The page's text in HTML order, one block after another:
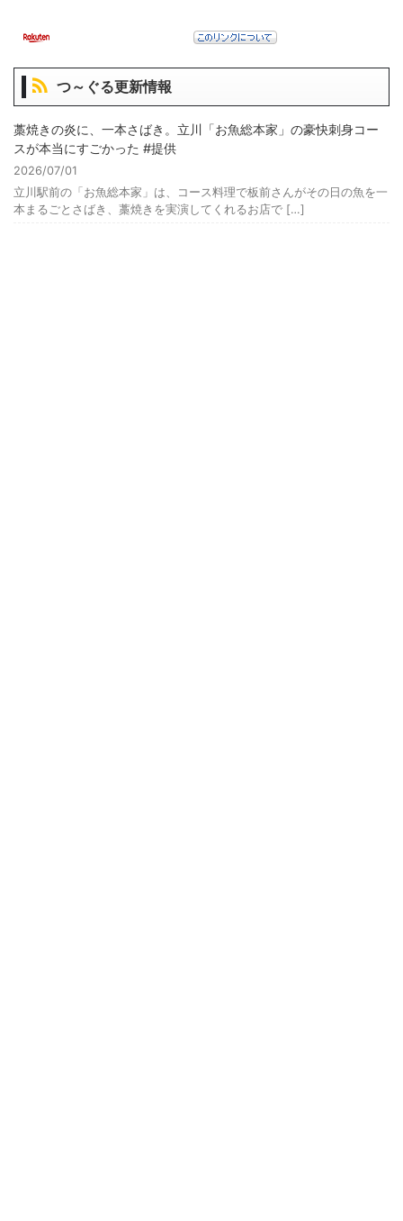
つ～ぐる更新情報
藁焼きの炎に、一本さばき。立川「お魚総本家」の豪快刺身コー
スが本当にすごかった #提供
2026/07/01
立川駅前の「お魚総本家」は、コース料理で板前さんがその日の魚を一
本まるごとさばき、藁焼きを実演してくれるお店で […]